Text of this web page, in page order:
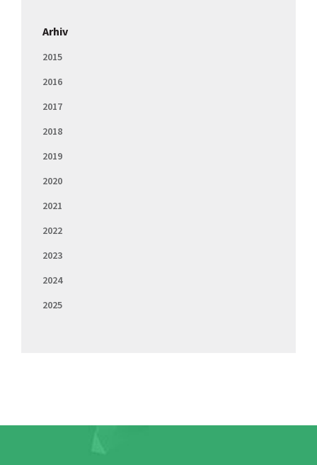
Arhiv
2015
2016
2017
2018
2019
2020
2021
2022
2023
2024
2025